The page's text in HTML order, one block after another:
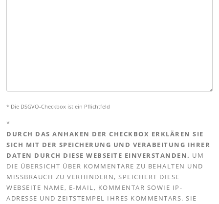
* Die DSGVO-Checkbox ist ein Pflichtfeld
*
DURCH DAS ANHAKEN DER CHECKBOX ERKLÄREN SIE
SICH MIT DER SPEICHERUNG UND VERABEITUNG IHRER
DATEN DURCH DIESE WEBSEITE EINVERSTANDEN. UM
DIE ÜBERSICHT ÜBER KOMMENTARE ZU BEHALTEN UND
MISSBRAUCH ZU VERHINDERN, SPEICHERT DIESE
WEBSEITE NAME, E-MAIL, KOMMENTAR SOWIE IP-
ADRESSE UND ZEITSTEMPEL IHRES KOMMENTARS. SIE